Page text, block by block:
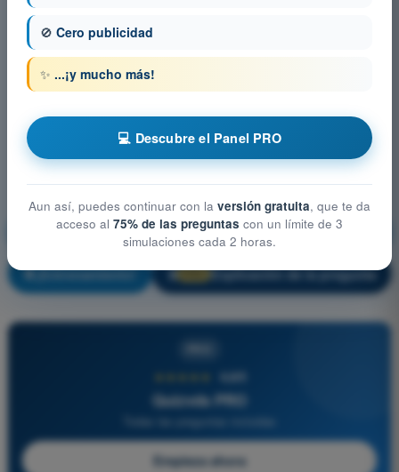
Mitigación técnica-operativa y gestión de riesgos
¡Entrenamiento! 🔒 PRO Explicación de la pregunta
4,6/5
Quizvds PRO
Empieza ahora
🚫 Cero publicidad
✨ ...¡y mucho más!
💻 Descubre el Panel PRO
Aun así, puedes continuar con la versión gratuita, que te da
acceso al 75% de las preguntas con un límite de 3
simulaciones cada 2 horas.